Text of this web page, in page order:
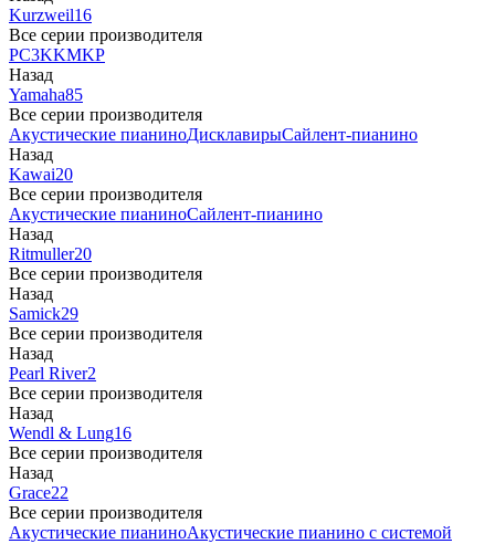
Kurzweil16
Все серии производителя
PC3KKMKP
Назад
Yamaha85
Все серии производителя
Акустические пианиноДисклавирыСайлент-пианино
Назад
Kawai20
Все серии производителя
Акустические пианиноСайлент-пианино
Назад
Ritmuller20
Все серии производителя
Назад
Samick29
Все серии производителя
Назад
Pearl River2
Все серии производителя
Назад
Wendl & Lung16
Все серии производителя
Назад
Grace22
Все серии производителя
Акустические пианиноАкустические пианино с системой